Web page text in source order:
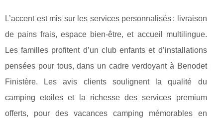
L’accent est mis sur les services personnalisés : livraison
de pains frais, espace bien-être, et accueil multilingue.
Les familles profitent d’un club enfants et d’installations
pensées pour tous, dans un cadre verdoyant à Benodet
Finistère. Les avis clients soulignent la qualité du
camping etoiles et la richesse des services premium
offerts, pour des vacances camping mémorables en